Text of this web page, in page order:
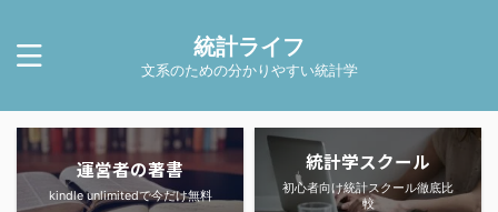
統計ライフ
文系のための分かりやすい統計学
運営者の著書
kindle unlimitedで今だけ無料
統計学スクール
初心者向け統計スクール徹底比
較